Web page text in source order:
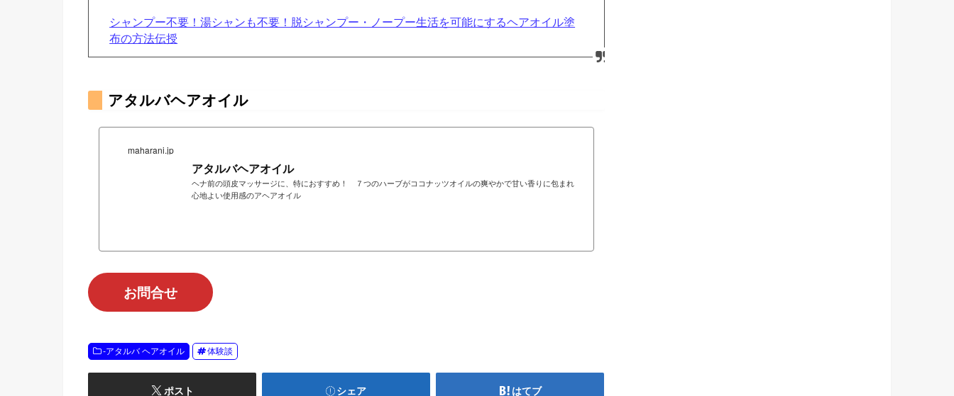
シャンプー不要！湯シャンも不要！脱シャンプー・ノープー生活を可能にするヘアオイル塗
布の方法伝授
アタルバヘアオイル
maharani.jp
アタルバヘアオイル
ヘナ前の頭皮マッサージに、特におすすめ！ ７つのハーブがココナッツオイルの爽やかで甘い香りに包まれ
心地よい使用感のアヘアオイル
お問合せ
-アタルバ ヘアオイル 体験談
ポスト シェア はてブ